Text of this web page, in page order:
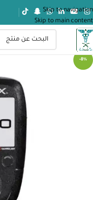
Skip to navigation
Skip to main content
-8%